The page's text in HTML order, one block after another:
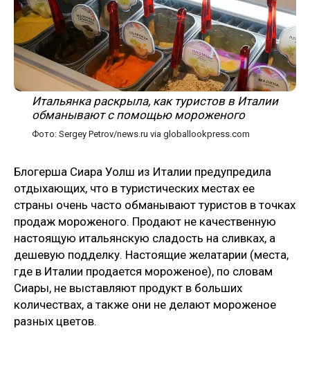
Итальянка раскрыла, как туристов в Италии
обманывают с помощью мороженого
Фото: Sergey Petrov/news.ru via globallookpress.com
Блогерша Сиара Уолш из Италии предупредила
отдыхающих, что в туристических местах ее
страны очень часто обманывают туристов в точках
продаж мороженого. Продают не качественную
настоящую итальянскую сладость на сливках, а
дешевую подделку. Настоящие желатарии (места,
где в Италии продается мороженое), по словам
Сиары, не выставляют продукт в больших
количествах, а также они не делают мороженое
разных цветов.